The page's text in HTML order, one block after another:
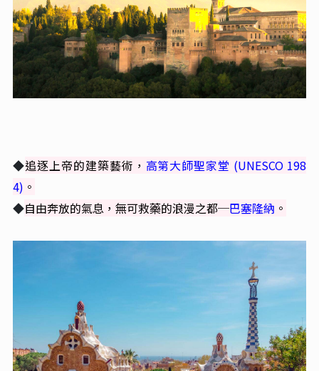
◆追逐上帝的建築藝術， 高第大師聖家堂 (UNESCO 198
4) 。
◆自由奔放的氣息，無可救藥的浪漫之都─巴塞隆納 。